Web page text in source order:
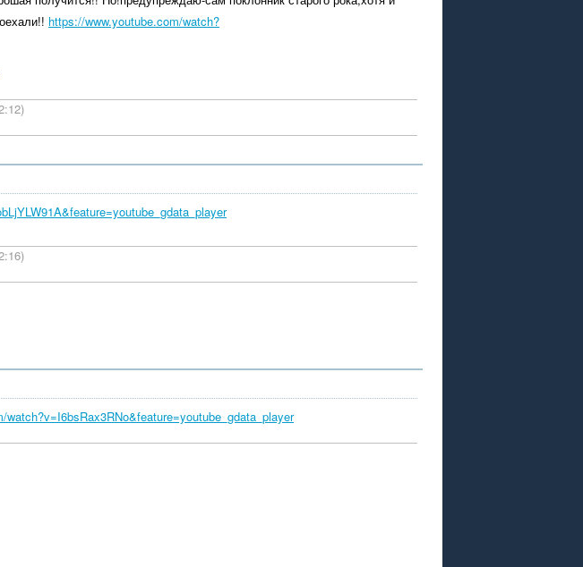
https://www.youtube.com/watch?
watch?v=I6bsRax3RNo&feature=youtube_gdata_player